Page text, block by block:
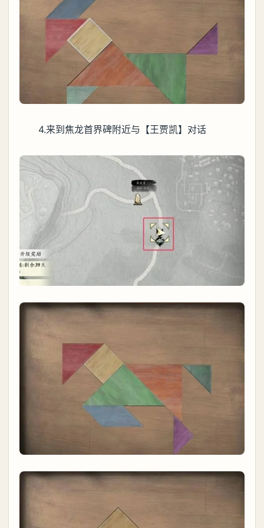
4.来到焦龙首界碑附近与【王贾凯】对话